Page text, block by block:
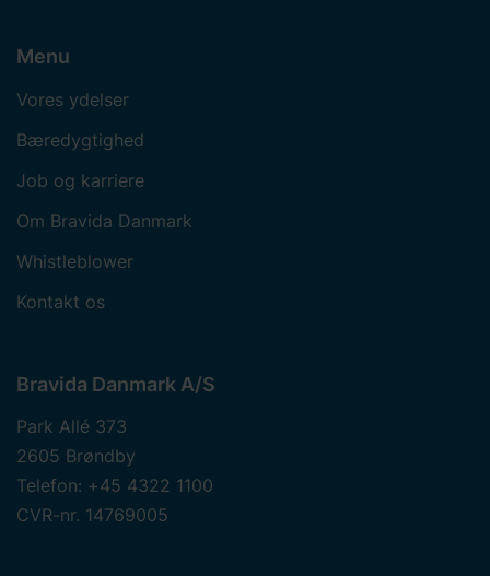
Menu
Vores ydelser
Bæredygtighed
Job og karriere
Om Bravida Danmark
Whistleblower
Kontakt os
Bravida Danmark A/S
Park Allé 373
2605 Brøndby
Telefon: +45 4322 1100
CVR-nr. 14769005